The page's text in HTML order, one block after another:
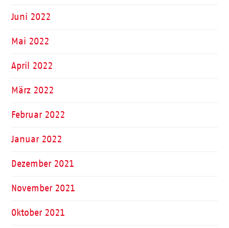
Juni 2022
Mai 2022
April 2022
März 2022
Februar 2022
Januar 2022
Dezember 2021
November 2021
Oktober 2021